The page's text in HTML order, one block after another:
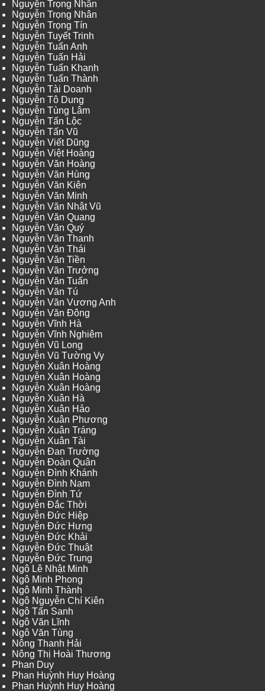
Nguyễn Trọng Nhân
Nguyễn Trọng Nhân
Nguyễn Trọng Tín
Nguyễn Tuyết Trinh
Nguyễn Tuấn Anh
Nguyễn Tuấn Hải
Nguyễn Tuấn Khanh
Nguyễn Tuấn Thành
Nguyễn Tài Doanh
Nguyễn Tô Dung
Nguyễn Tùng Lâm
Nguyễn Tấn Lộc
Nguyễn Tấn Vũ
Nguyễn Viết Dũng
Nguyễn Việt Hoàng
Nguyễn Văn Hoàng
Nguyễn Văn Hùng
Nguyễn Văn Kiên
Nguyễn Văn Minh
Nguyễn Văn Nhật Vũ
Nguyễn Văn Quang
Nguyễn Văn Quý
Nguyễn Văn Thanh
Nguyễn Văn Thái
Nguyễn Văn Tiền
Nguyễn Văn Trưởng
Nguyễn Văn Tuấn
Nguyễn Văn Tú
Nguyễn Văn Vương Anh
Nguyễn Văn Đông
Nguyễn Vĩnh Hà
Nguyễn Vĩnh Nghiêm
Nguyễn Vũ Long
Nguyễn Vũ Tường Vy
Nguyễn Xuân Hoàng
Nguyễn Xuân Hoàng
Nguyễn Xuân Hoàng
Nguyễn Xuân Hà
Nguyễn Xuân Hảo
Nguyễn Xuân Phương
Nguyễn Xuân Tráng
Nguyễn Xuân Tài
Nguyễn Đan Trường
Nguyễn Đoàn Quân
Nguyễn Đình Khánh
Nguyễn Đình Nam
Nguyễn Đình Tứ
Nguyễn Đắc Thời
Nguyễn Đức Hiệp
Nguyễn Đức Hưng
Nguyễn Đức Khải
Nguyễn Đức Thuật
Nguyễn Đức Trung
Ngô Lê Nhật Minh
Ngô Minh Phong
Ngô Minh Thành
Ngô Nguyễn Chí Kiên
Ngô Tấn Sanh
Ngô Văn Lĩnh
Ngô Văn Tùng
Nông Thanh Hải
Nông Thị Hoài Thương
Phan Duy
Phan Huỳnh Huy Hoàng
Phan Huỳnh Huy Hoàng